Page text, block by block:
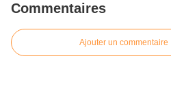
Commentaires
Ajouter un commentaire